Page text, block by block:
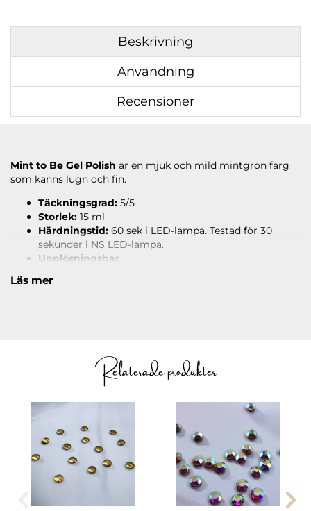
Beskrivning
Användning
Recensioner
Mint to Be Gel Polish är en mjuk och mild mintgrön färg
som känns lugn och fin.
Täckningsgrad: 5/5
Storlek: 15 ml
Härdningstid: 60 sek i LED-lampa. Testad för 30
sekunder i NS LED-lampa.
Upplösningsbar
Läs under
Läs mer
Relaterade produkter